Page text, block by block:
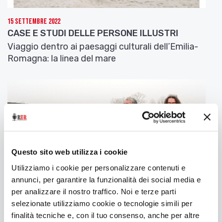
Questo sito web utilizza i cookie
Utilizziamo i cookie per personalizzare contenuti e
annunci, per garantire la funzionalità dei social media e
per analizzare il nostro traffico. Noi e terze parti
selezionate utilizziamo cookie o tecnologie simili per
finalità tecniche e, con il tuo consenso, anche per altre
con Gotti ho deciso che Juan Hidalgo e Walter
Marchetti avrebbero curato la realizzazione
tecnica”.
Quanto ne sapevo io di John Cage allora? Poco, se
si considera la marea di cose che aveva fatto, ma
dell’avanguardia musicale addirittura dalla fine
degli anni ’30 – quando la Porrettana si vedeva
surclassare dalla Direttissima – adorato da
Demetrio Stratos degli Area, che ha eseguito e
sola voce, Cage è stato per oltre quarant’anni
l’artefice di una rivoluzione permanente del
concetto stesso di opera musicale, e si era tolto
sfizi incredibili come il “concerto per caffettiere”
che eseguì niente meno che sotto gli occhi
stupefatti di Mike Bongiorno a “Lascia o
15 Settembre 2022
CASE E STUDI DELLE PERSONE ILLUSTRI
Viaggio dentro ai paesaggi culturali dell’Emilia-
Romagna: la linea del mare
10 Marzo 2022